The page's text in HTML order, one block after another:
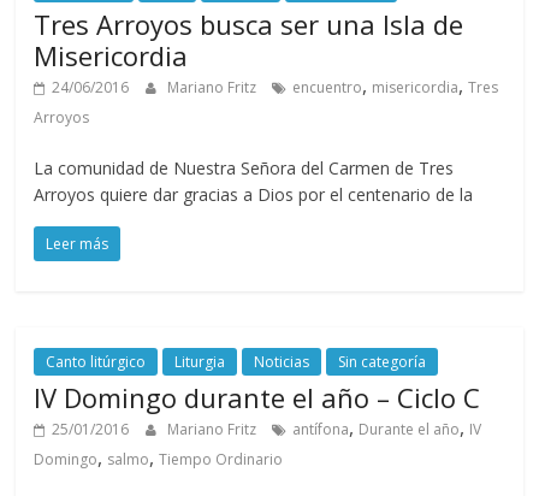
Tres Arroyos busca ser una Isla de
Misericordia
24/06/2016 Mariano Fritz encuentro, misericordia,Tres
Arroyos
La comunidad de Nuestra Señora del Carmen de Tres
Arroyos quiere dar gracias a Dios por el centenario de la
Leer más
Canto litúrgico Liturgia Noticias Sin categoría
IV Domingo durante el año – Ciclo C
25/01/2016 Mariano Fritz antífona, Durante el año, IV
Domingo, salmo,Tiempo Ordinario